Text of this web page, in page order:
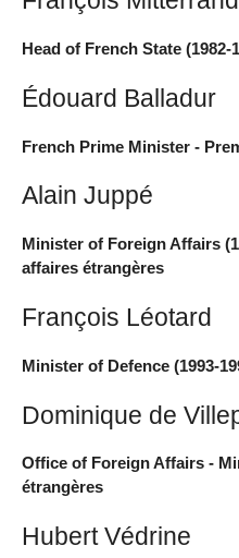
Head of French State (1982-
Édouard Balladur
French Prime Minister -
Alain Juppé
Minister of Foreign Affairs
affaires étrangères
François Léotard
Minister of Defence (1993-
Dominique de
Office of Foreign Affairs -
étrangères
Hubert Védrine